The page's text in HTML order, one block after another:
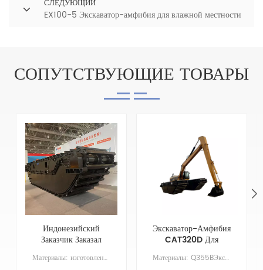
СЛЕДУЮЩИЙ
EX100-5 Экскаватор-амфибия для влажной местности
СОПУТСТВУЮЩИЕ ТОВАРЫ
Индонезийский
Заказчик Заказал
Плавающее ШассиМатериалы: изготовлены из оцинкованных листов морской стали.Экскаваторы-амфибии — это многоцелевые экскаваторы, используемые на суше, мелководье, болотах и глубоких водоемах. В комплект поплавкового оборудования для экскаватора входит:Пара основных понтонов, цепи, гидромоторы, кронштейны экскаватора, 2 балки, комплект маслопроводов
Экскаватор-Амфибия
CAT320D Для
Влажной Местности Материалы: Q355BЭкскаваторы-амфибии — это универсальные экскаваторы, используемые на суше, мелководье, болотах и глубоководных участках. Комплект поплавка для экскаватора включаетПара основных понтонов, цепи, гидромоторы, кронштейны экскаватора, 2 балки, комплект маслопроводов